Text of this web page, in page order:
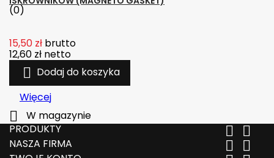
(0)
15,50 zł brutto
12,60 zł netto
 Dodaj do koszyka
Więcej

W magazynie
PRODUKTY
 
NASZA FIRMA  